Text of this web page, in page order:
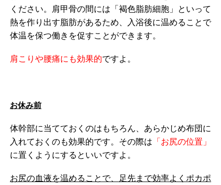
ください。肩甲骨の間には「褐色脂肪細胞」といって
熱を作り出す脂肪があるため、入浴後に温めることで
体温を保つ働きを促すことができます。
肩こりや腰痛にも効果的ですよ。
お休み前
体幹部に当てておくのはもちろん、あらかじめ布団に
入れておくのも効果的です。その際は 「お尻の位置」
に置くようにするといいですよ。
お尻の血液を温めることで、足先まで効率よくポカポ